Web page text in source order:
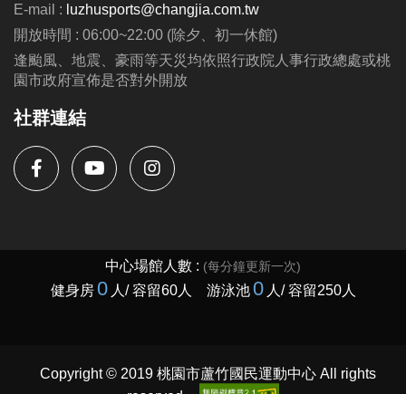
E-mail : luzhusports@changjia.com.tw
開放時間 : 06:00~22:00 (除夕、初一休館)
逢颱風、地震、豪雨等天災均依照行政院人事行政總處或桃
園市政府宣佈是否對外開放
社群連結
Copyright © 2019 桃園市蘆竹國民運動中心 All rights